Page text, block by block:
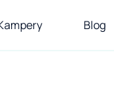
Blog